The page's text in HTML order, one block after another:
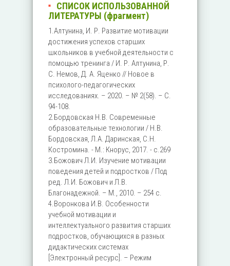
СПИСОК ИСПОЛЬЗОВАННОЙ
ЛИТЕРАТУРЫ (фрагмент)
1.Алтунина, И. Р. Развитие мотивации
достижения успехов старших
школьников в учебной деятельности с
помощью тренинга / И. Р. Алтунина, Р.
С. Немов, Д. А. Яценко // Новое в
психолого-педагогических
исследованиях. – 2020. – № 2(58). – С.
94-108.
2.Бордовская Н.В. Современные
образовательные технологии / Н.В.
Бордовская, Л.А. Даринская, С.Н.
Костромина. - М.: Кнорус, 2017. - с.269
3.Божович Л.И. Изучение мотивации
поведения детей и подростков / Под
ред. Л.И. Божович и Л.В.
Благонадежной. – М., 2010. – 254 с.
4.Воронкова И.В. Особенности
учебной мотивации и
интеллектуального развития старших
подростков, обучающихся в разных
дидактических системах
[Электронный ресурс]. – Режим